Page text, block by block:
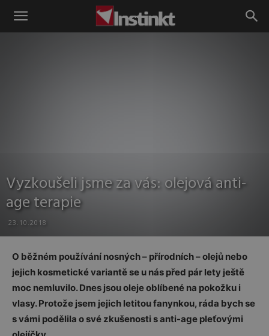
Instinkt
Vyzkoušeli jsme za vás: olejová anti-
age terapie
23.10.2018
O běžném používání nosných – přírodních – olejů nebo
jejich kosmetické variantě se u nás před pár lety ještě
moc nemluvilo. Dnes jsou oleje oblíbené na pokožku i
vlasy. Protože jsem jejich letitou fanynkou, ráda bych se
s vámi podělila o své zkušenosti s anti-age pleťovými